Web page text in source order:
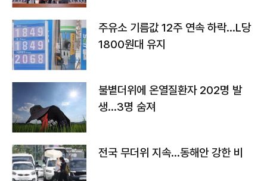
주유소 기름값 12주 연속 하락…L당
1800원대 유지
불볕더위에 온열질환자 202명 발
생…3명 숨져
전국 무더위 지속…동해안 강한 비